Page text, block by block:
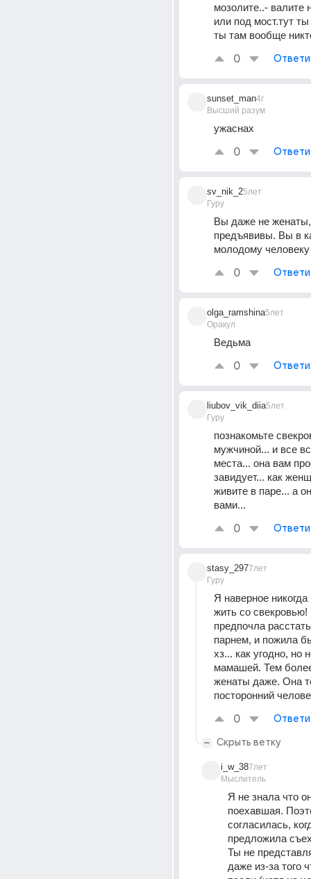
мозолите..- валите
или под мост.тут
ты там вообще
0
sunset_man
Высший разум
4г
ужаснах
0
sv_nik_2
Гуру
5лет
Вы даже не
предъявивы. Вы в
молодому
0
olga_ramshina
Оракул
5лет
Ведьма
0
liubov_vik_diia
Гуру
5лет
познакомьте
мужчиной... и все
места... она вам
завидует... как
живите в паре... а
вами...
0
stasy_297
Гуру
7лет
Я наверное
жить со
предпочла
парнем, и пожила
хз... как угодно, но
мамашей. Тем
женаты даже. Она
посторонний
0
Скрыть ветку
i_w_38
Мыслитель
7лет
Я не знала что
поехавшая.
согласилась,
предложила
Ты не
даже из-за того